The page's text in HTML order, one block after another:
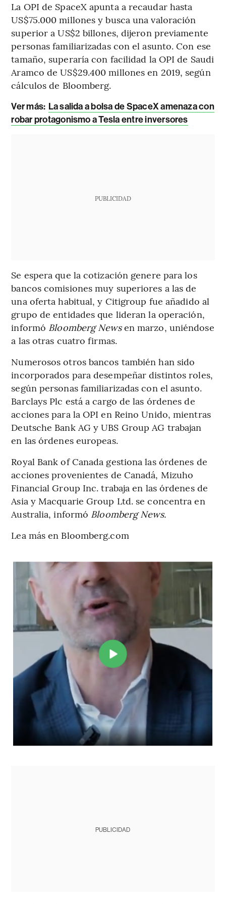
La OPI de SpaceX apunta a recaudar hasta
US$75.000 millones y busca una valoración
superior a US$2 billones, dijeron previamente
personas familiarizadas con el asunto. Con ese
tamaño, superaría con facilidad la OPI de Saudi
Aramco de US$29.400 millones en 2019, según
cálculos de Bloomberg.
Ver más: La salida a bolsa de SpaceX amenaza con
robar protagonismo a Tesla entre inversores
PUBLICIDAD
Se espera que la cotización genere para los
bancos comisiones muy superiores a las de
una oferta habitual, y Citigroup fue añadido al
grupo de entidades que lideran la operación,
informó Bloomberg Newsen marzo, uniéndose
a las otras cuatro firmas.
Numerosos otros bancos también han sido
incorporados para desempeñar distintos roles,
según personas familiarizadas con el asunto.
Barclays Plc está a cargo de las órdenes de
acciones para la OPI en Reino Unido, mientras
Deutsche Bank AG y UBS Group AG trabajan
en las órdenes europeas.
Royal Bank of Canada gestiona las órdenes de
acciones provenientes de Canadá, Mizuho
Financial Group Inc. trabaja en las órdenes de
Asia y Macquarie Group Ltd. se concentra en
Australia, informó Bloomberg News.
Lea más en Bloomberg.com
PUBLICIDAD